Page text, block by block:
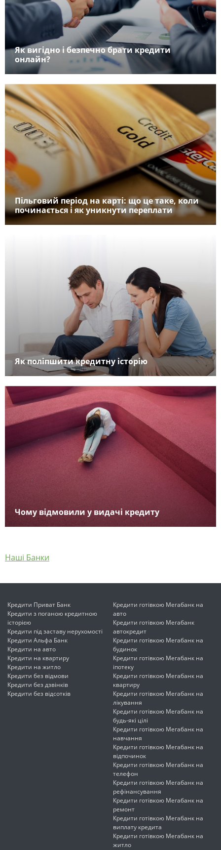
Як вигідно і безпечно брати кредити
онлайн?
Пільговий період на карті: що це таке, коли
починається і як уникнути переплати
Як поліпшити кредитну історію
Чому відмовили у видачі кредиту
Наші Банки
Кредити Приват Банк
Кредити з поганою кредитною
історією
Кредити під заставу нерухомості
Кредити Альфа Банк
Кредити на авто
Кредити на квартиру
Кредити на житло
Кредити без відмови
Кредити без дзвінків
Кредити без відсотків
Кредити готівкою Мегабанк на
авто
Кредити готівкою Мегабанк
автокредит
Кредити готівкою Мегабанк на
будинок
Кредити готівкою Мегабанк на
іпотеку
Кредити готівкою Мегабанк на
квартиру
Кредити готівкою Мегабанк на
лікування
Кредити готівкою Мегабанк на
будь-які цілі
Кредити готівкою Мегабанк на
навчання
Кредити готівкою Мегабанк на
відпочинок
Кредити готівкою Мегабанк на
телефон
Кредити готівкою Мегабанк на
рефінансування
Кредити готівкою Мегабанк на
ремонт
Кредити готівкою Мегабанк на
виплату кредита
Кредити готівкою Мегабанк на
житло